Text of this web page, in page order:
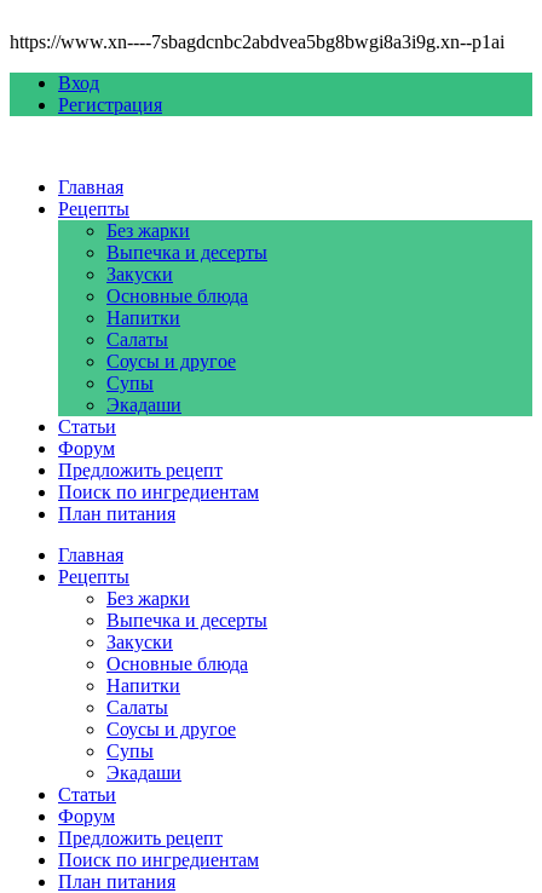
https://www.xn----7sbagdcnbc2abdvea5bg8bwgi8a3i9g.xn--p1ai
Вход
Регистрация
Главная
Рецепты
Без жарки
Выпечка и десерты
Закуски
Основные блюда
Напитки
Салаты
Соусы и другое
Супы
Экадаши
Статьи
Форум
Предложить рецепт
Поиск по ингредиентам
План питания
Главная
Рецепты
Без жарки
Выпечка и десерты
Закуски
Основные блюда
Напитки
Салаты
Соусы и другое
Супы
Экадаши
Статьи
Форум
Предложить рецепт
Поиск по ингредиентам
План питания